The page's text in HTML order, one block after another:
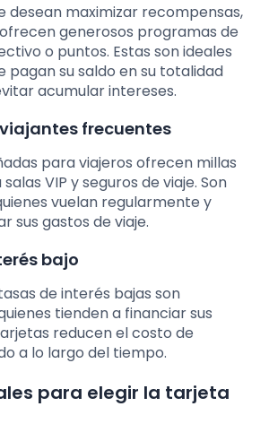
desean maximizar recompensas,
generosos programas de
o puntos. Estas son ideales
pagan su saldo en su totalidad
acumular intereses.
frecuentes
para viajeros ofrecen millas
VIP y seguros de viaje. Son
vuelan regularmente y
sus gastos de viaje.
bajo
de interés bajas son
tienden a financiar sus
reducen el costo de
a lo largo del tiempo.
para elegir la tarjeta